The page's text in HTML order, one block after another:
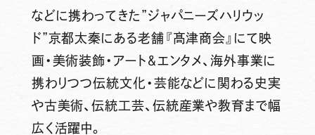
などに携わってきた”ジャパニーズハリウッ
ド”京都太秦にある老舗『髙津商会』にて映
画・美術装飾・アート＆エンタメ、海外事業に
携わりつつ伝統文化・芸能などに関わる史実
や古美術、伝統工芸、伝統産業や教育まで幅
広く活躍中。